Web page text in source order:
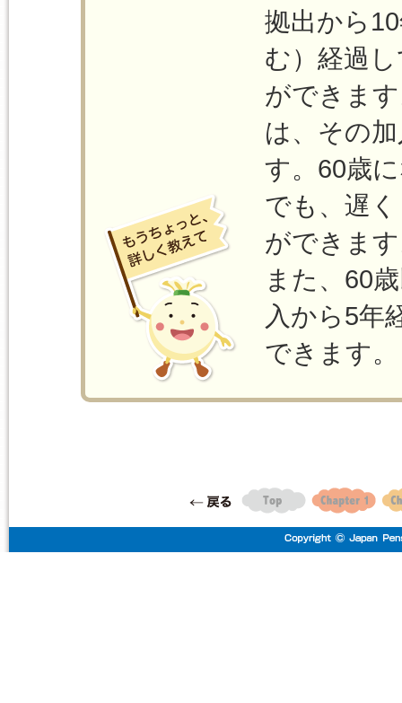
拠出から
む）経過
ができま
は、その
す。60歳
でも、遅
ができま
また、60
入から5年
できます。